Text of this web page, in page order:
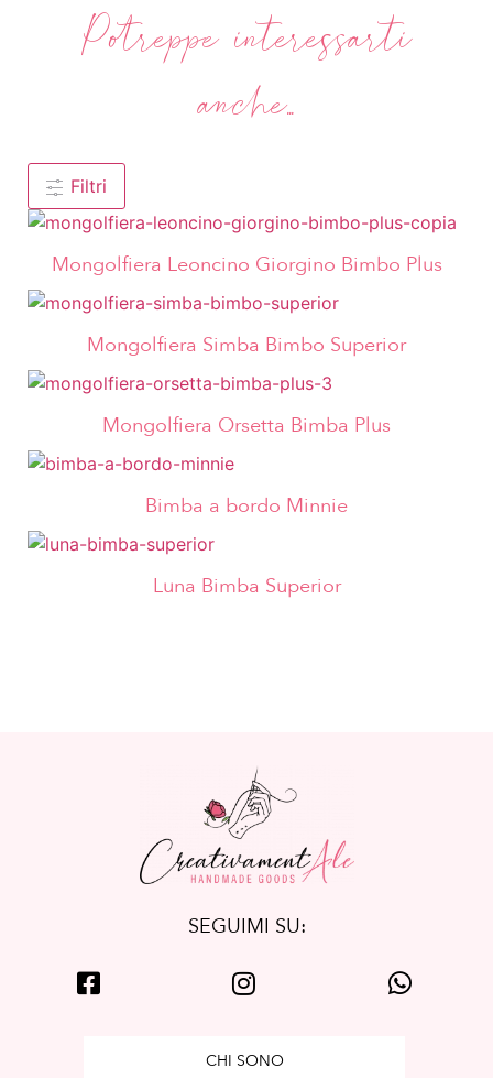
Potreppe interessarti
anche...
Filtri
Mongolfiera Leoncino Giorgino Bimbo Plus
Mongolfiera Simba Bimbo Superior
Mongolfiera Orsetta Bimba Plus
Bimba a bordo Minnie
Luna Bimba Superior
SEGUIMI SU:
CHI SONO